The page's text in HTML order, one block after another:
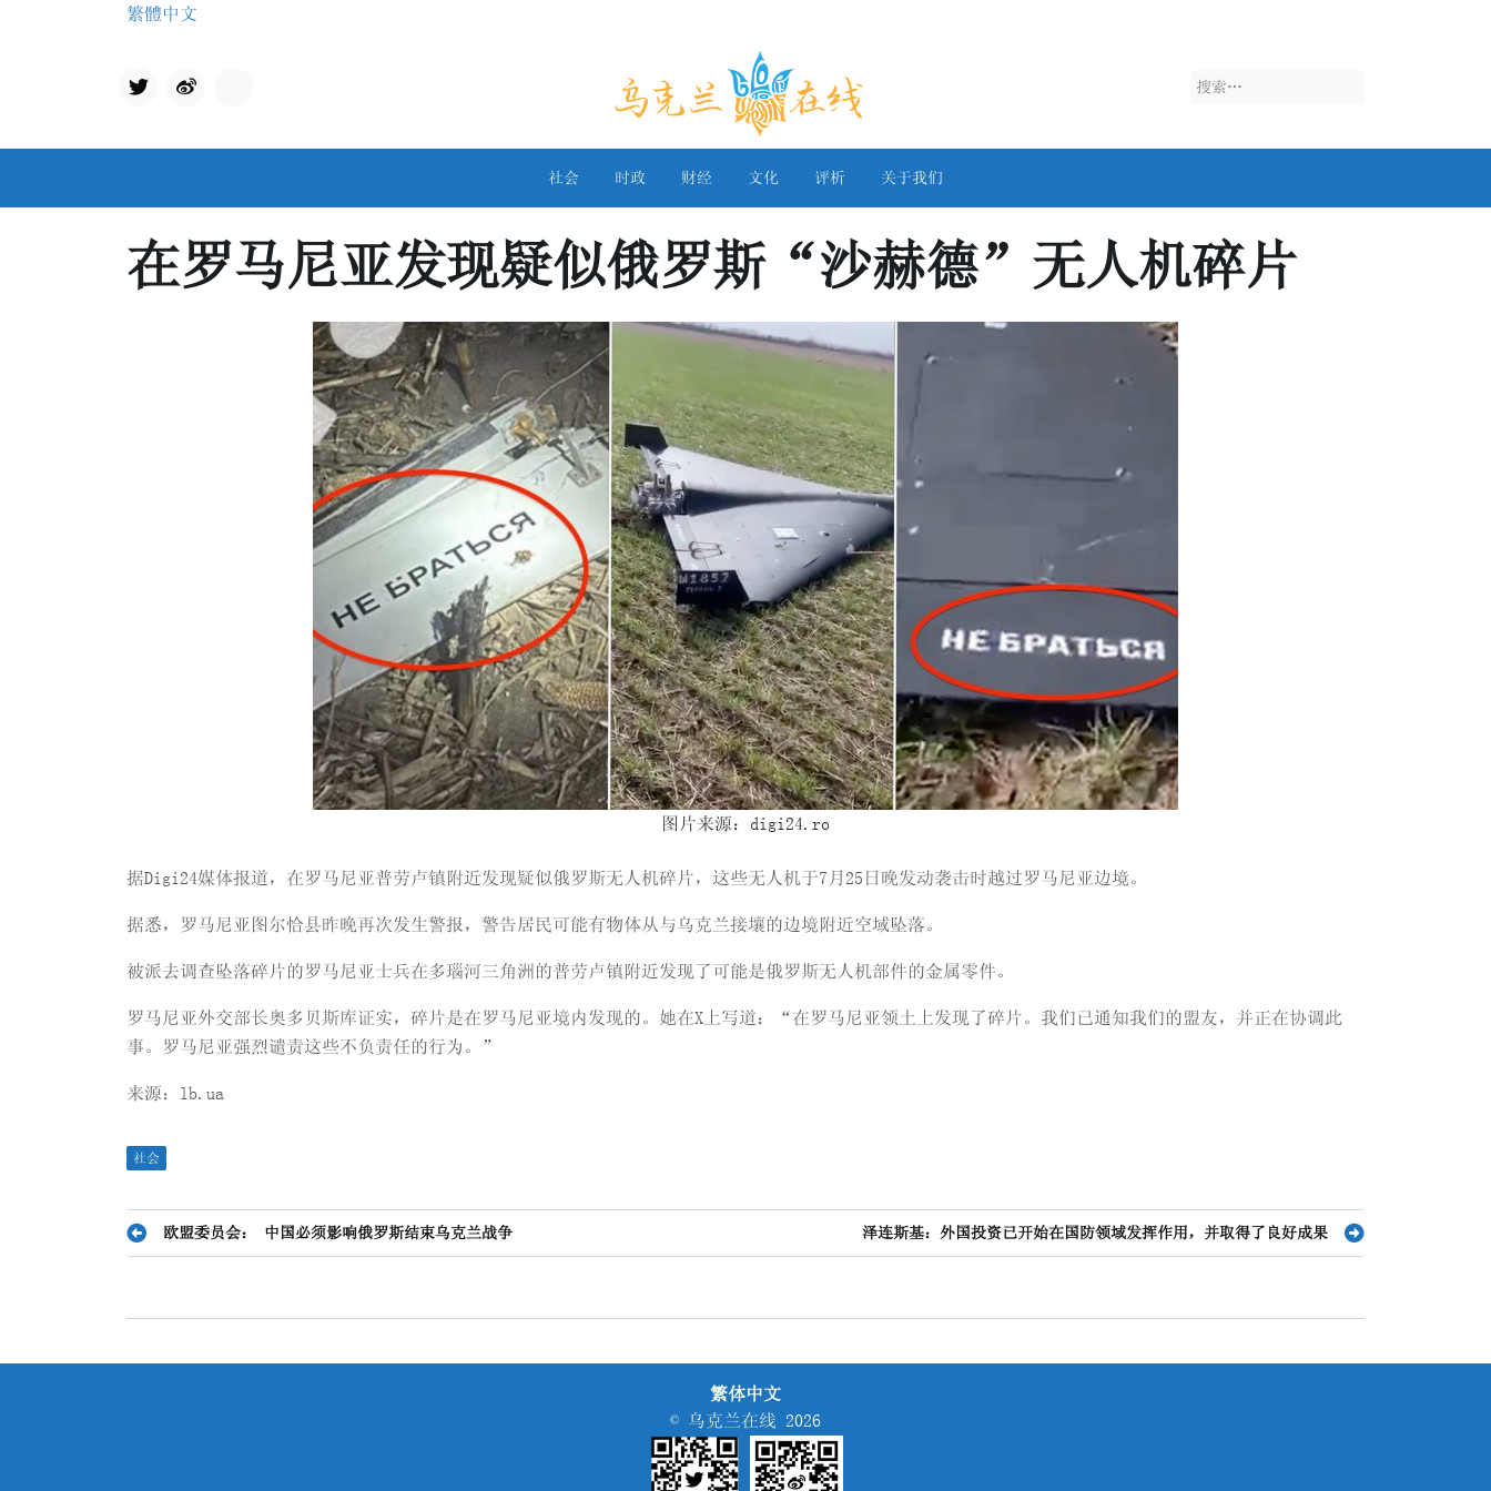
繁體中文
Twit
乌克兰在线
搜
社会 时政 财经 文化 评析 关于我们
在罗马尼亚发现疑似俄罗斯“沙赫德”无人机碎片
图片来源：digi24.ro
据Digi24媒体报道，在罗马尼亚普劳卢镇附近发现疑似俄罗斯无人机碎片，这些无人机于7月25日晚发动袭击时越过罗马尼亚边境。
据悉，罗马尼亚图尔恰县昨晚再次发生警报，警告居民可能有物体从与乌克兰接壤的边境附近空域坠落。
被派去调查坠落碎片的罗马尼亚士兵在多瑙河三角洲的普劳卢镇附近发现了可能是俄罗斯无人机部件的金属零件。
罗马尼亚外交部长奥多贝斯库证实，碎片是在罗马尼亚境内发现的。她在X上写道：“在罗马尼亚领土上发现了碎片。我们已通知我们的盟友，并正在协调此
事。罗马尼亚强烈谴责这些不负责任的行为。”
来源：lb.ua
社会
文
导
航
欧盟委员会： 中国必须影响俄罗斯结束乌克兰战争 泽连斯基：外国投资已开始在国防领域发挥作用，并取得了良好成果
繁体中文
© 乌克兰在线 2026